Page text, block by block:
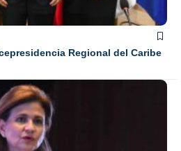
Regional del Caribe